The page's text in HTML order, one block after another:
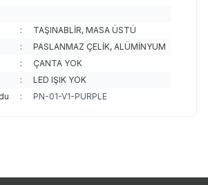
:
TAŞINABLİR, MASA ÜSTÜ
:
PASLANMAZ ÇELİK, ALÜMİNYUM
:
ÇANTA YOK
:
LED IŞIK YOK
: PN-01-V1-PURPLE